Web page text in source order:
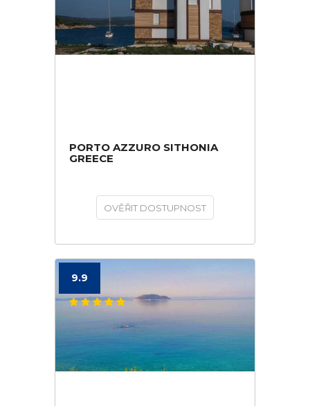
PORTO AZZURO SITHONIA
GREECE
OVĚŘIT DOSTUPNOST
9.9